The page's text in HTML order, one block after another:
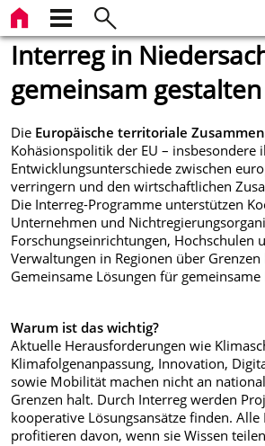
Interreg in
gemeinsam gestalten
Die Europäische territoriale
Kohäsionspolitik der EU –
Entwicklungsunterschiede zwischen
verringern und den wirtschaftlichen
Die Interreg-Programme unterstützen
Unternehmen und
Forschungseinrichtungen, Hochschulen
Verwaltungen in Regionen über Grenzen
Gemeinsame Lösungen für
Warum ist das wichtig?
Aktuelle Herausforderungen wie
Klimafolgenanpassung, Innovation,
sowie Mobilität machen nicht an
Grenzen halt. Durch Interreg werden
kooperative Lösungsansätze finden. Alle
profitieren davon, wenn sie Wissen